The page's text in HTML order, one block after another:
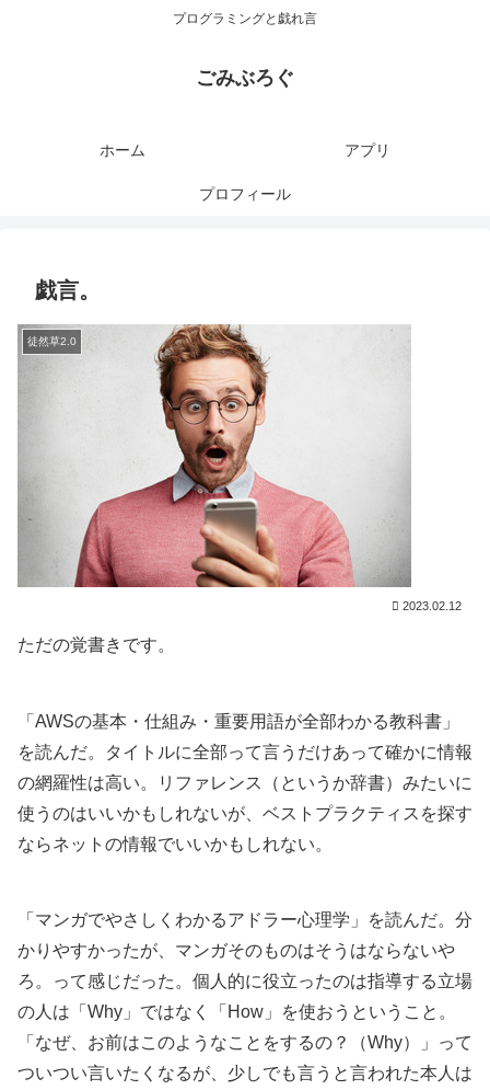
プログラミングと戯れ言
ごみぶろぐ
ホーム アプリ
プロフィール
戯言。
徒然草2.0
2023.02.12
ただの覚書きです。
「AWSの基本・仕組み・重要用語が全部わかる教科書」
を読んだ。タイトルに全部って言うだけあって確かに情報
の網羅性は高い。リファレンス（というか辞書）みたいに
使うのはいいかもしれないが、ベストプラクティスを探す
ならネットの情報でいいかもしれない。
「マンガでやさしくわかるアドラー心理学」を読んだ。分
かりやすかったが、マンガそのものはそうはならないや
ろ。って感じだった。個人的に役立ったのは指導する立場
の人は「Why」ではなく「How」を使おうということ。
「なぜ、お前はこのようなことをするの？（Why）」って
ついつい言いたくなるが、少しでも言うと言われた本人は